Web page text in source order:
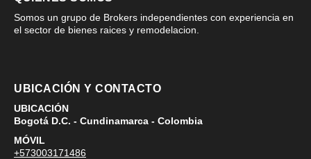
Somos un grupo de Brokers independientes con experiencia en
el sector de bienes raices y remodelacion.
UBICACIÓN Y CONTACTO
UBICACIÓN
Bogotá D.C. - Cundinamarca - Colombia
MÓVIL
+573003171486